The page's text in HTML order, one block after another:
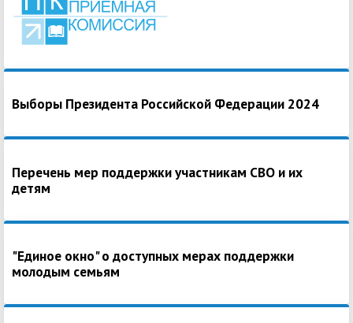
Выборы Президента Российской Федерации 2024
Перечень мер поддержки участникам СВО и их
детям
"Единое окно" о доступных мерах поддержки
молодым семьям